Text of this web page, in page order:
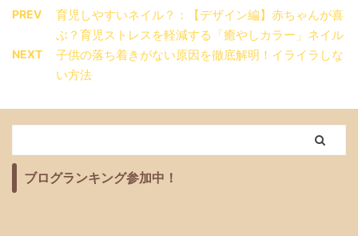
PREV
育児しやすいネイル？：【デザイン編】赤ちゃんが喜
ぶ？育児ストレスを軽減する「癒やしカラー」ネイル
NEXT
子供の落ち着きがない原因を徹底解明！イライラしな
い方法
ブログランキング参加中！